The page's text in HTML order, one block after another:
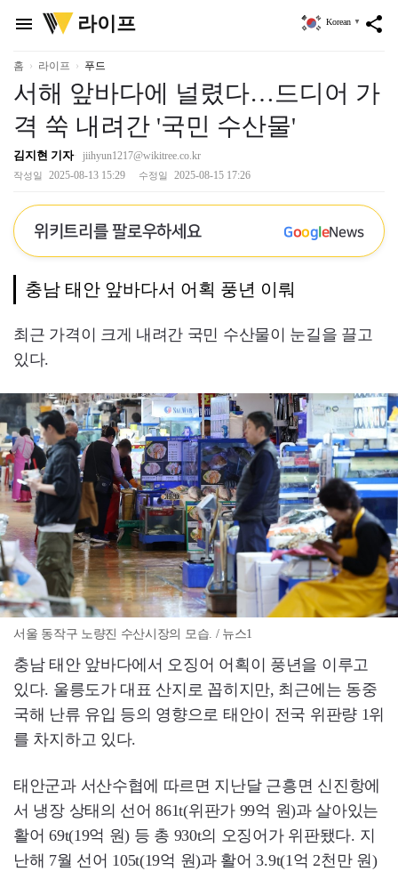
menu
위
키
리
라이프 share
Korean ▼
홈 라이프 푸드
서해 앞바다에 널렸다…드디어 가
격 쑥 내려간 '국민 수산물'
김지현 기자 jiihyun1217@wikitree.co.kr
작성일 2025-08-13 15:29 수정일 2025-08-15 17:26
위키트리를 팔로우하세요 GoogleNews
충남 태안 앞바다서 어획 풍년 이뤄
최근 가격이 크게 내려간 국민 수산물이 눈길을 끌고
있다.
서울 동작구 노량진 수산시장의 모습. / 뉴스1
충남 태안 앞바다에서 오징어 어획이 풍년을 이루고
있다. 울릉도가 대표 산지로 꼽히지만, 최근에는 동중
국해 난류 유입 등의 영향으로 태안이 전국 위판량 1위
를 차지하고 있다.
태안군과 서산수협에 따르면 지난달 근흥면 신진항에
서 냉장 상태의 선어 861t(위판가 99억 원)과 살아있는
활어 69t(19억 원) 등 총 930t의 오징어가 위판됐다. 지
난해 7월 선어 105t(19억 원)과 활어 3.9t(1억 2천만 원)